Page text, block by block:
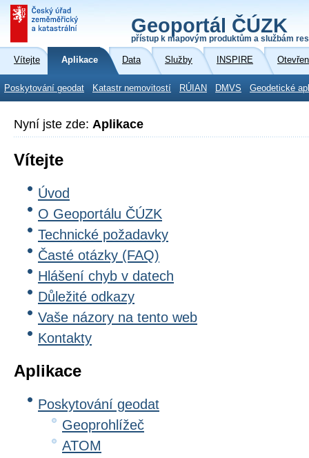
Geoportál ČÚZK
přístup k mapovým produktům a službám
Vítejte Aplikace Data Služby INSPIRE
Poskytování geodat Katastr nemovitostí RÚIAN DMVS Geodetické
Nyní jste zde: Aplikace
Vítejte
Úvod
O Geoportálu ČÚZK
Technické požadavky
Časté otázky (FAQ)
Hlášení chyb v datech
Důležité odkazy
Vaše názory na tento web
Kontakty
Aplikace
Poskytování geodat
Geoprohlížeč
ATOM